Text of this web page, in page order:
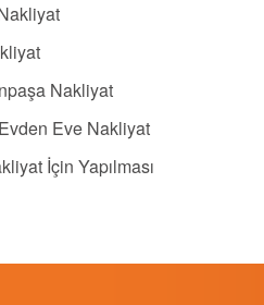
Nakliyat
Eve Nakliyat
İçin Yapılması